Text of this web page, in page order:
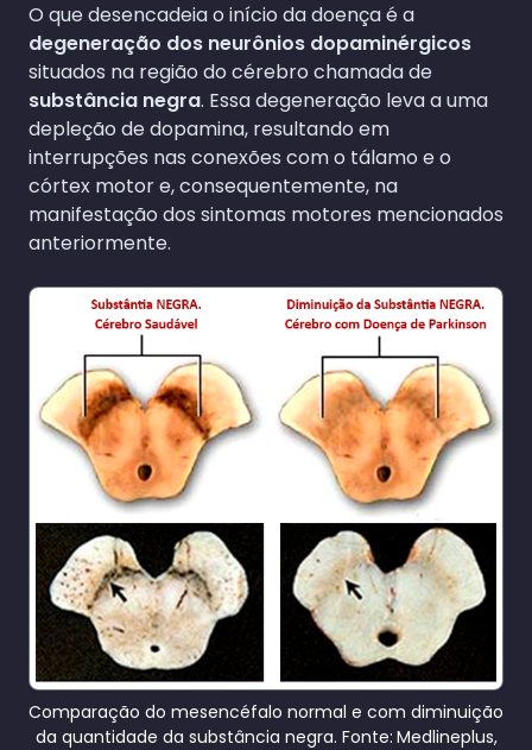
O que desencadeia o início da doença é a
degeneração dos neurônios dopaminérgicos
situados na região do cérebro chamada de
substância negra. Essa degeneração leva a uma
depleção de dopamina, resultando em
interrupções nas conexões com o tálamo e o
córtex motor e, consequentemente, na
manifestação dos sintomas motores mencionados
anteriormente.
Comparação do mesencéfalo normal e com diminuição
da quantidade da substância negra. Fonte: Medlineplus,